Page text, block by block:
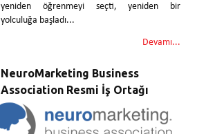
yeniden öğrenmeyi seçti, yeniden bir
yolculuğa başladı...
Devamı...
NeuroMarketing Business
Association Resmi İş Ortağı